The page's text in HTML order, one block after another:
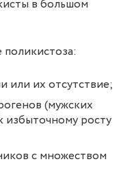
в большом
или их отсутствие;
(мужских
избыточному росту
с множеством